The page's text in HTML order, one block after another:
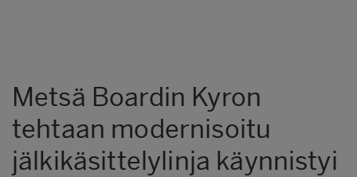
Metsä Boardin Kyron
tehtaan modernisoitu
jälkikäsittelylinja käynnistyi